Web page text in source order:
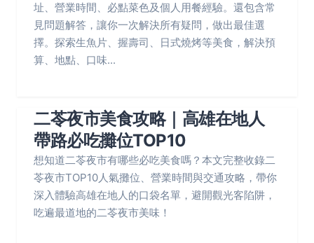
址、營業時間、必點菜色及個人用餐經驗。還包含常
見問題解答，讓你一次解決所有疑問，做出最佳選
擇。探索生魚片、握壽司、日式燒烤等美食，解決預
算、地點、口味...
二苓夜市美食攻略｜高雄在地人
帶路必吃攤位TOP10
想知道二苓夜市有哪些必吃美食嗎？本文完整收錄二
苓夜市TOP10人氣攤位、營業時間與交通攻略，帶你
深入體驗高雄在地人的口袋名單，避開觀光客陷阱，
吃遍最道地的二苓夜市美味！